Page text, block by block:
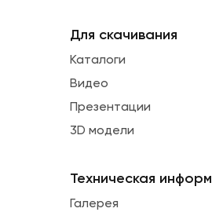
Для скачивания
Каталоги
Видео
Презентации
3D модели
Техническая
Галерея